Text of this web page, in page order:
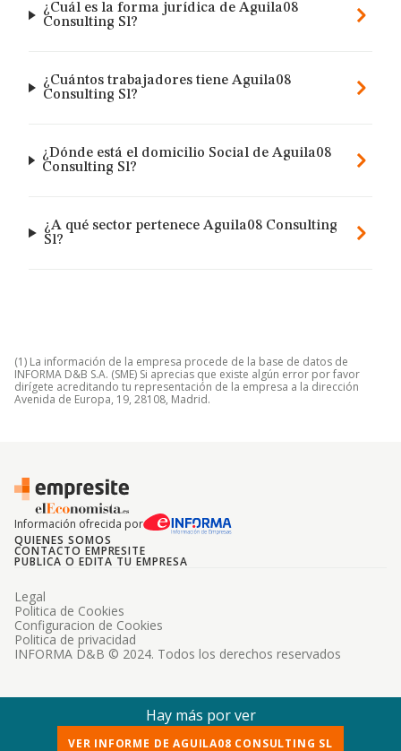
¿Cuál es la forma jurídica de Aguila08
Consulting Sl?
¿Cuántos trabajadores tiene Aguila08
Consulting Sl?
¿Dónde está el domicilio Social de Aguila08
Consulting Sl?
¿A qué sector pertenece Aguila08 Consulting
Sl?
(1) La información de la empresa procede de la base de datos de
INFORMA D&B S.A. (SME) Si aprecias que existe algún error por favor
dirígete acreditando tu representación de la empresa a la dirección
Avenida de Europa, 19, 28108, Madrid.
Información ofrecida por
QUIENES SOMOS
CONTACTO EMPRESITE
PUBLICA O EDITA TU EMPRESA
INFORMA D&B © 2024. Todos los derechos reservados
Legal
Politica de Cookies
Configuracion de Cookies
Politica de privacidad
Hay más por ver
VER INFORME DE AGUILA08 CONSULTING SL